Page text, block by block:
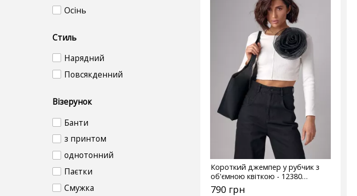
Осінь
Стиль
Нарядний
Повсякденний
Візерунок
Банти
з принтом
однотонний
Паєтки
Смужка
Короткий джемпер у рубчик з
об'ємною квіткою - 12380
чорний
790 грн